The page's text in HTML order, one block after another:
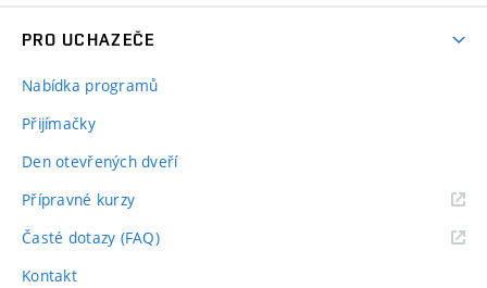
PRO UCHAZEČE
Nabídka programů
Přijímačky
Den otevřených dveří
Přípravné kurzy
Časté dotazy (FAQ)
Kontakt